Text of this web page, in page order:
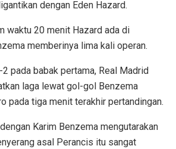
dengan Eden Hazard.
waktu 20 menit Hazard ada di
memberinya lima kali operan.
pada babak pertama, Real Madrid
laga lewat gol-gol Benzema
pada tiga menit terakhir pertandingan.
Karim Benzema mengutarakan
asal Perancis itu sangat